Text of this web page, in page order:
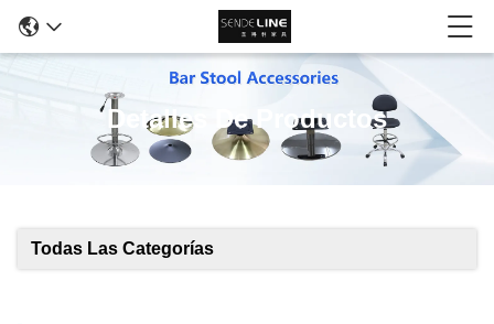
Detalles De Productos
Todas Las Categorías